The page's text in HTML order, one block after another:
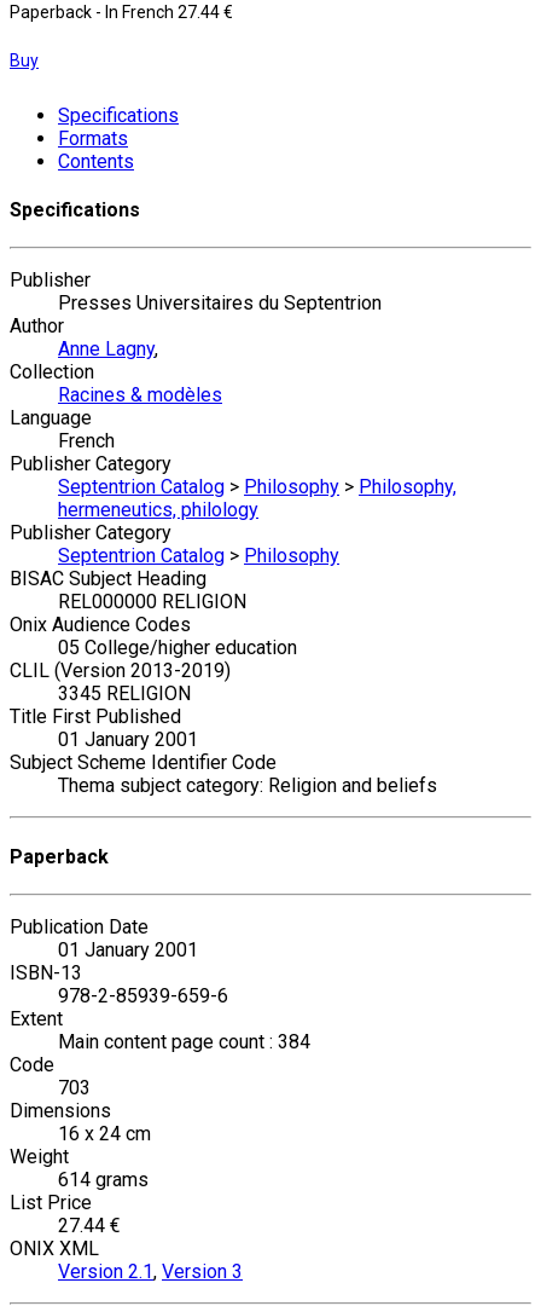
Paperback - In French 27.44 €
Buy
Specifications
Formats
Contents
Specifications
Publisher
Presses Universitaires du Septentrion
Author
Anne Lagny,
Collection
Racines & modèles
Language
French
Publisher Category
Septentrion Catalog > Philosophy > Philosophy,
hermeneutics, philology
Publisher Category
Septentrion Catalog > Philosophy
BISAC Subject Heading
REL000000 RELIGION
Onix Audience Codes
05 College/higher education
CLIL (Version 2013-2019)
3345 RELIGION
Title First Published
01 January 2001
Subject Scheme Identifier Code
Thema subject category: Religion and beliefs
Paperback
Publication Date
01 January 2001
ISBN-13
978-2-85939-659-6
Extent
Main content page count : 384
Code
703
Dimensions
16 x 24 cm
Weight
614 grams
List Price
27.44 €
ONIX XML
Version 2.1, Version 3